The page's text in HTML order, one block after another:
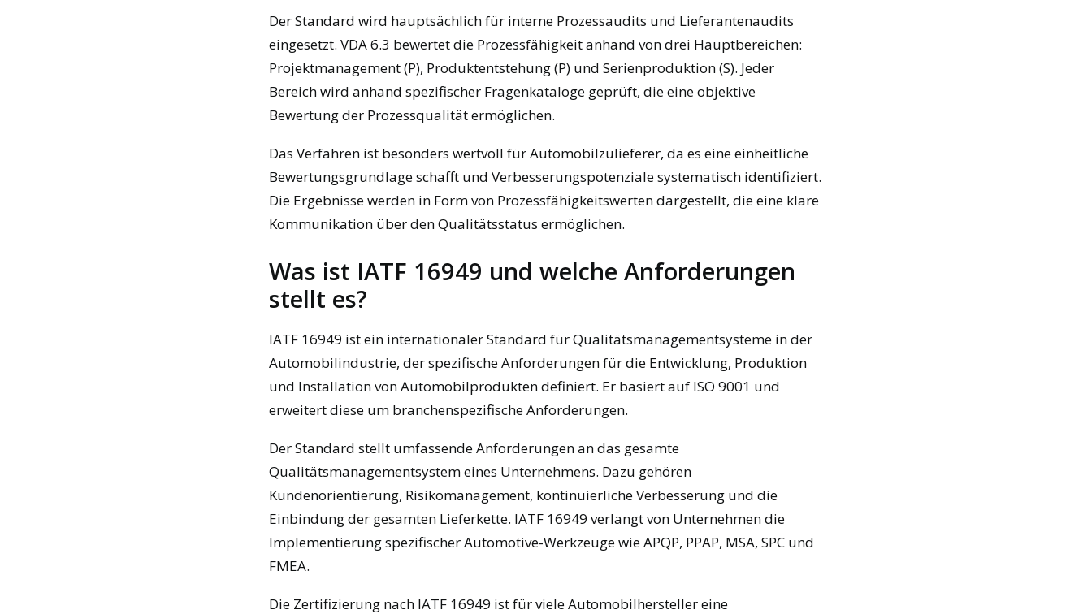
Der Standard wird hauptsächlich für interne Prozessaudits und Lieferantenaudits
eingesetzt. VDA 6.3 bewertet die Prozessfähigkeit anhand von drei Hauptbereichen:
Projektmanagement (P), Produktentstehung (P) und Serienproduktion (S). Jeder
Bereich wird anhand spezifischer Fragenkataloge geprüft, die eine objektive
Bewertung der Prozessqualität ermöglichen.
Das Verfahren ist besonders wertvoll für Automobilzulieferer, da es eine einheitliche
Bewertungsgrundlage schafft und Verbesserungspotenziale systematisch identifiziert.
Die Ergebnisse werden in Form von Prozessfähigkeitswerten dargestellt, die eine klare
Kommunikation über den Qualitätsstatus ermöglichen.
Was ist IATF 16949 und welche Anforderungen
stellt es?
IATF 16949 ist ein internationaler Standard für Qualitätsmanagementsysteme in der
Automobilindustrie, der spezifische Anforderungen für die Entwicklung, Produktion
und Installation von Automobilprodukten definiert. Er basiert auf ISO 9001 und
erweitert diese um branchenspezifische Anforderungen.
Der Standard stellt umfassende Anforderungen an das gesamte
Qualitätsmanagementsystem eines Unternehmens. Dazu gehören
Kundenorientierung, Risikomanagement, kontinuierliche Verbesserung und die
Einbindung der gesamten Lieferkette. IATF 16949 verlangt von Unternehmen die
Implementierung spezifischer Automotive-Werkzeuge wie APQP, PPAP, MSA, SPC und
FMEA.
Die Zertifizierung nach IATF 16949 ist für viele Automobilhersteller eine